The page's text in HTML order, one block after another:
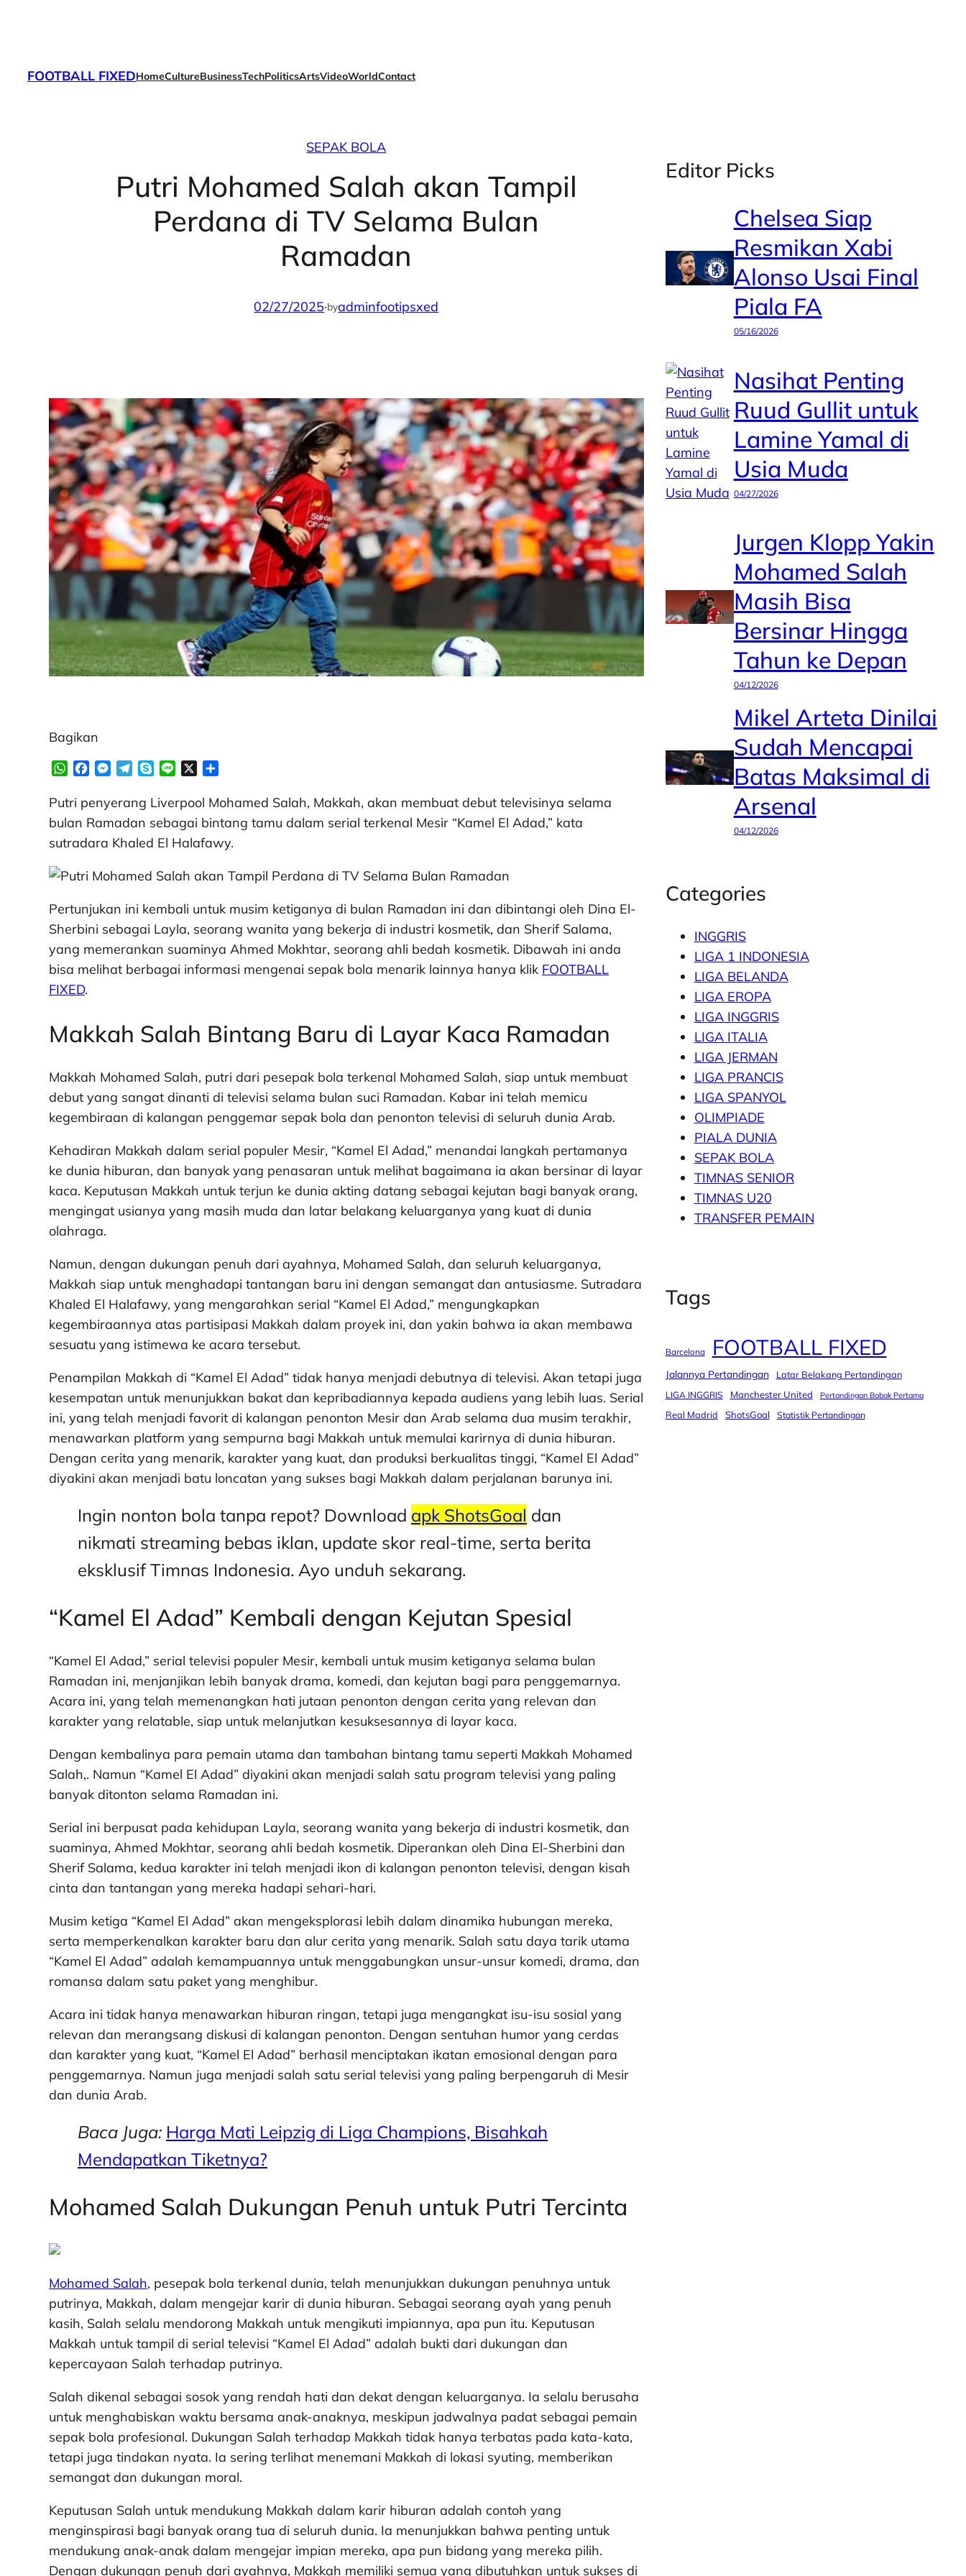
FOOTBALL FIXEDHomeCultureBusinessTechPoliticsArtsVideoWorldContact
SEPAK BOLA
Putri Mohamed Salah akan Tampil
Perdana di TV Selama Bulan
Ramadan
02/27/2025·byadminfootipsxed
Bagikan
W
a
s
A
p
c
e
b
o
k
M
s
e
n
e
l
g
r
m
y
e
n
a
r
e
Putri penyerang Liverpool Mohamed Salah, Makkah, akan membuat debut televisinya selama
bulan Ramadan sebagai bintang tamu dalam serial terkenal Mesir “Kamel El Adad,” kata
sutradara Khaled El Halafawy.
Pertunjukan ini kembali untuk musim ketiganya di bulan Ramadan ini dan dibintangi oleh Dina El-
Sherbini sebagai Layla, seorang wanita yang bekerja di industri kosmetik, dan Sherif Salama,
yang memerankan suaminya Ahmed Mokhtar, seorang ahli bedah kosmetik. Dibawah ini anda
bisa melihat berbagai informasi mengenai sepak bola menarik lainnya hanya klik FOOTBALL
FIXED.
Makkah Salah Bintang Baru di Layar Kaca Ramadan
Makkah Mohamed Salah, putri dari pesepak bola terkenal Mohamed Salah, siap untuk membuat
debut yang sangat dinanti di televisi selama bulan suci Ramadan. Kabar ini telah memicu
kegembiraan di kalangan penggemar sepak bola dan penonton televisi di seluruh dunia Arab.
Kehadiran Makkah dalam serial populer Mesir, “Kamel El Adad,” menandai langkah pertamanya
ke dunia hiburan, dan banyak yang penasaran untuk melihat bagaimana ia akan bersinar di layar
kaca. Keputusan Makkah untuk terjun ke dunia akting datang sebagai kejutan bagi banyak orang,
mengingat usianya yang masih muda dan latar belakang keluarganya yang kuat di dunia
olahraga.
Namun, dengan dukungan penuh dari ayahnya, Mohamed Salah, dan seluruh keluarganya,
Makkah siap untuk menghadapi tantangan baru ini dengan semangat dan antusiasme. Sutradara
Khaled El Halafawy, yang mengarahkan serial “Kamel El Adad,” mengungkapkan
kegembiraannya atas partisipasi Makkah dalam proyek ini, dan yakin bahwa ia akan membawa
sesuatu yang istimewa ke acara tersebut.
Penampilan Makkah di “Kamel El Adad” tidak hanya menjadi debutnya di televisi. Akan tetapi juga
kesempatan untuk menunjukkan bakat dan kepribadiannya kepada audiens yang lebih luas. Serial
ini, yang telah menjadi favorit di kalangan penonton Mesir dan Arab selama dua musim terakhir,
menawarkan platform yang sempurna bagi Makkah untuk memulai karirnya di dunia hiburan.
Dengan cerita yang menarik, karakter yang kuat, dan produksi berkualitas tinggi, “Kamel El Adad”
diyakini akan menjadi batu loncatan yang sukses bagi Makkah dalam perjalanan barunya ini.
Ingin nonton bola tanpa repot? Download apk ShotsGoal dan
nikmati streaming bebas iklan, update skor real-time, serta berita
eksklusif Timnas Indonesia. Ayo unduh sekarang.
“Kamel El Adad” Kembali dengan Kejutan Spesial
“Kamel El Adad,” serial televisi populer Mesir, kembali untuk musim ketiganya selama bulan
Ramadan ini, menjanjikan lebih banyak drama, komedi, dan kejutan bagi para penggemarnya.
Acara ini, yang telah memenangkan hati jutaan penonton dengan cerita yang relevan dan
karakter yang relatable, siap untuk melanjutkan kesuksesannya di layar kaca.
Dengan kembalinya para pemain utama dan tambahan bintang tamu seperti Makkah Mohamed
Salah,. Namun “Kamel El Adad” diyakini akan menjadi salah satu program televisi yang paling
banyak ditonton selama Ramadan ini.
Serial ini berpusat pada kehidupan Layla, seorang wanita yang bekerja di industri kosmetik, dan
suaminya, Ahmed Mokhtar, seorang ahli bedah kosmetik. Diperankan oleh Dina El-Sherbini dan
Sherif Salama, kedua karakter ini telah menjadi ikon di kalangan penonton televisi, dengan kisah
cinta dan tantangan yang mereka hadapi sehari-hari.
Musim ketiga “Kamel El Adad” akan mengeksplorasi lebih dalam dinamika hubungan mereka,
serta memperkenalkan karakter baru dan alur cerita yang menarik. Salah satu daya tarik utama
“Kamel El Adad” adalah kemampuannya untuk menggabungkan unsur-unsur komedi, drama, dan
romansa dalam satu paket yang menghibur.
Acara ini tidak hanya menawarkan hiburan ringan, tetapi juga mengangkat isu-isu sosial yang
relevan dan merangsang diskusi di kalangan penonton. Dengan sentuhan humor yang cerdas
dan karakter yang kuat, “Kamel El Adad” berhasil menciptakan ikatan emosional dengan para
penggemarnya. Namun juga menjadi salah satu serial televisi yang paling berpengaruh di Mesir
dan dunia Arab.
Baca Juga: Harga Mati Leipzig di Liga Champions, Bisahkah
Mendapatkan Tiketnya?
Mohamed Salah Dukungan Penuh untuk Putri Tercinta
Mohamed Salah, pesepak bola terkenal dunia, telah menunjukkan dukungan penuhnya untuk
putrinya, Makkah, dalam mengejar karir di dunia hiburan. Sebagai seorang ayah yang penuh
kasih, Salah selalu mendorong Makkah untuk mengikuti impiannya, apa pun itu. Keputusan
Makkah untuk tampil di serial televisi “Kamel El Adad” adalah bukti dari dukungan dan
kepercayaan Salah terhadap putrinya.
Salah dikenal sebagai sosok yang rendah hati dan dekat dengan keluarganya. Ia selalu berusaha
untuk menghabiskan waktu bersama anak-anaknya, meskipun jadwalnya padat sebagai pemain
sepak bola profesional. Dukungan Salah terhadap Makkah tidak hanya terbatas pada kata-kata,
tetapi juga tindakan nyata. Ia sering terlihat menemani Makkah di lokasi syuting, memberikan
semangat dan dukungan moral.
Keputusan Salah untuk mendukung Makkah dalam karir hiburan adalah contoh yang
menginspirasi bagi banyak orang tua di seluruh dunia. Ia menunjukkan bahwa penting untuk
mendukung anak-anak dalam mengejar impian mereka, apa pun bidang yang mereka pilih.
Dengan dukungan penuh dari ayahnya, Makkah memiliki semua yang dibutuhkan untuk sukses di
Editor Picks
Chelsea Siap
Resmikan Xabi
Alonso Usai Final
Piala FA
05/16/2026
Nasihat Penting
Ruud Gullit untuk
Lamine Yamal di
Usia Muda
04/27/2026
Jurgen Klopp Yakin
Mohamed Salah
Masih Bisa
Bersinar Hingga
Tahun ke Depan
04/12/2026
Mikel Arteta Dinilai
Sudah Mencapai
Batas Maksimal di
Arsenal
04/12/2026
Categories
INGGRIS
LIGA 1 INDONESIA
LIGA BELANDA
LIGA EROPA
LIGA INGGRIS
LIGA ITALIA
LIGA JERMAN
LIGA PRANCIS
LIGA SPANYOL
OLIMPIADE
PIALA DUNIA
SEPAK BOLA
TIMNAS SENIOR
TIMNAS U20
TRANSFER PEMAIN
Tags
Barcelona FOOTBALL FIXED
Jalannya Pertandingan Latar Belakang Pertandingan
LIGA INGGRIS Manchester United Pertandingan Babak Pertama
Real Madrid ShotsGoal Statistik Pertandingan